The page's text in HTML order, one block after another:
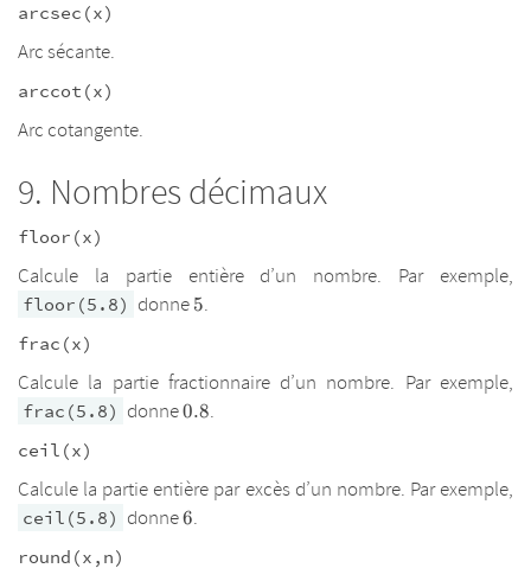
arcsec(x)
Arc sécante.
arccot(x)
Arc cotangente.
Nombres décimaux
floor(x)
Calcule la partie entière d’un nombre. Par exemple,
floor(5.8) donne 5
5.
frac(x)
Calcule la partie fractionnaire d’un nombre. Par exemple,
frac(5.8) donne0.8
0.8.
ceil(x)
Calcule la partie entière par excès d’un nombre. Par exemple,
ceil(5.8) donne6
6.
round(x,n)